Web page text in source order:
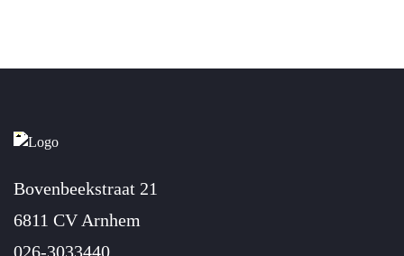
Bovenbeekstraat 21
6811 CV Arnhem
026-3033440